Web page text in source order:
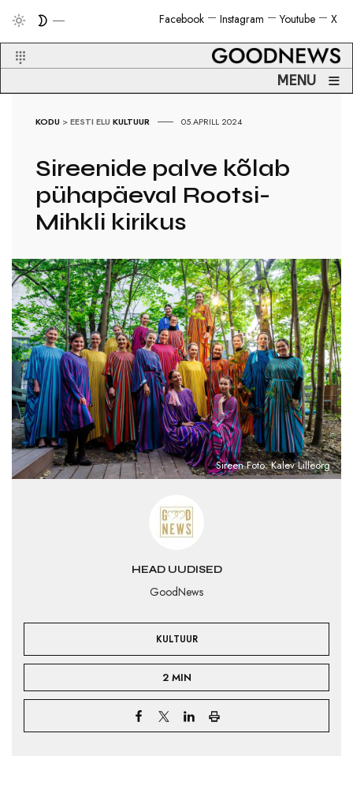
X
Youtube
Instagram
Facebook
MENU ≡
KODU >EESTI ELU KULTUUR 05.APRILL 2024
Sireenide palve kõlab
pühapäeval Rootsi-
Mihkli kirikus
HEAD UUDISED
GoodNews
KULTUUR
2 MIN
Sireen Foto: Kalev Lilleorg